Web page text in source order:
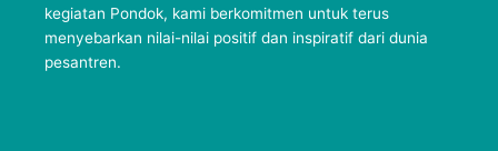
kegiatan Pondok, kami berkomitmen untuk terus
menyebarkan nilai-nilai positif dan inspiratif dari dunia
pesantren.